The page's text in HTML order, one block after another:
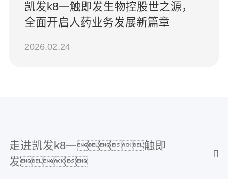
凯发k8一触即发生物控股世之源，
全面开启人药业务发展新篇章
2026.02.24
走进凯发k8一触即
发